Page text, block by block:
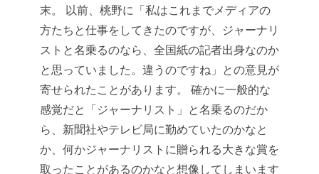
末。
以前、桃野に「私はこれまでメディアの
方たちと仕事をしてきたのですが、ジャーナリ
ストと名乗るのなら、全国紙の記者出身なのか
と思っていました。違うのですね」との意見が
寄せられたことがあります。
確かに一般的な
感覚だと「ジャーナリスト」と名乗るのだか
ら、新聞社やテレビ局に勤めていたのかなと
か、何かジャーナリストに贈られる大きな賞を
取ったことがあるのかなと想像してしまいます